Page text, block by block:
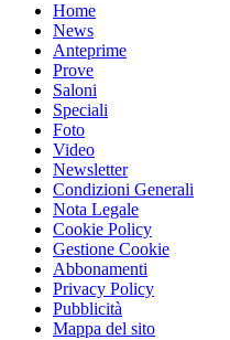
Home
News
Anteprime
Prove
Saloni
Speciali
Foto
Video
Newsletter
Condizioni Generali
Nota Legale
Cookie Policy
Gestione Cookie
Abbonamenti
Privacy Policy
Pubblicità
Mappa del sito